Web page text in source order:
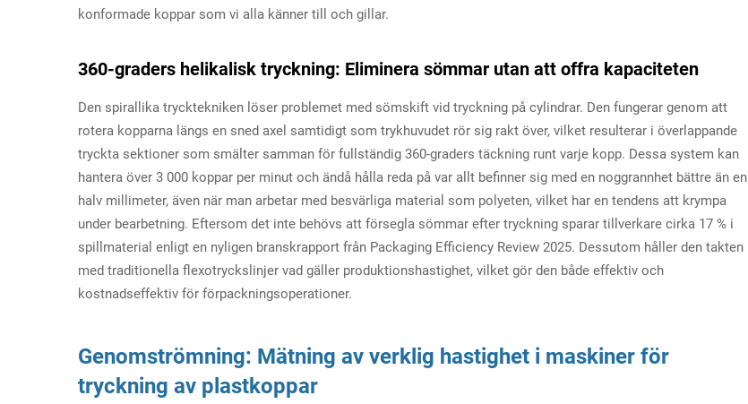
konformade koppar som vi alla känner till och gillar.
360-graders helikalisk tryckning: Eliminera sömmar utan att offra kapaciteten
Den spirallika trycktekniken löser problemet med sömskift vid tryckning på cylindrar. Den fungerar genom att
rotera kopparna längs en sned axel samtidigt som trykhuvudet rör sig rakt över, vilket resulterar i överlappande
tryckta sektioner som smälter samman för fullständig 360-graders täckning runt varje kopp. Dessa system kan
hantera över 3 000 koppar per minut och ändå hålla reda på var allt befinner sig med en noggrannhet bättre än en
halv millimeter, även när man arbetar med besvärliga material som polyeten, vilket har en tendens att krympa
under bearbetning. Eftersom det inte behövs att försegla sömmar efter tryckning sparar tillverkare cirka 17 % i
spillmaterial enligt en nyligen branskrapport från Packaging Efficiency Review 2025. Dessutom håller den takten
med traditionella flexotryckslinjer vad gäller produktionshastighet, vilket gör den både effektiv och
kostnadseffektiv för förpackningsoperationer.
Genomströmning: Mätning av verklig hastighet i maskiner för
tryckning av plastkoppar